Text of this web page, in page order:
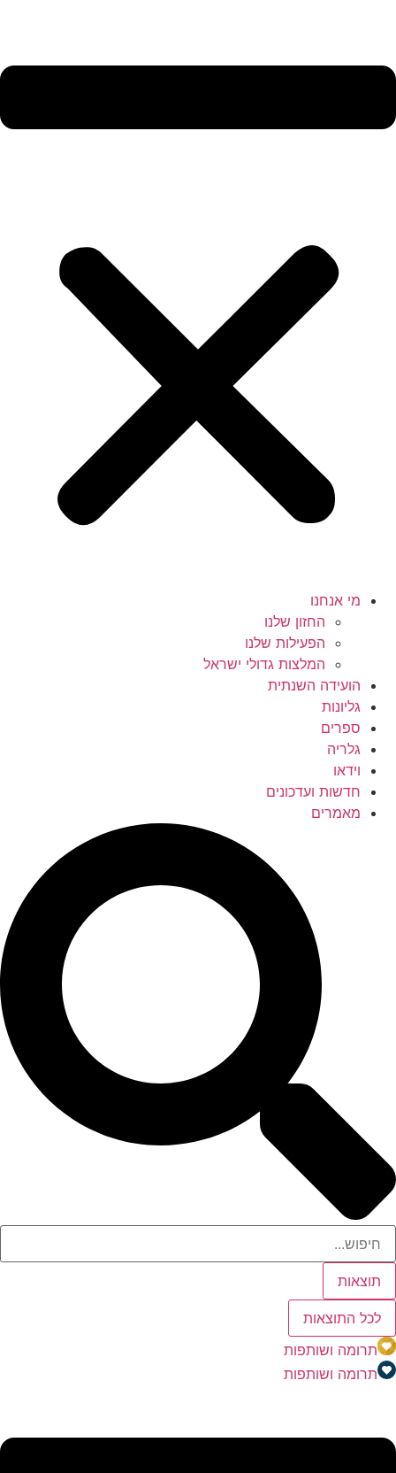
מי אנחנו
החזון שלנו
הפעילות שלנו
המלצות גדולי ישראל
הועידה השנתית
גליונות
ספרים
גלריה
וידאו
חדשות ועדכונים
מאמרים
תוצאות
לכל התוצאות
תרומה ושותפות
תרומה ושותפות